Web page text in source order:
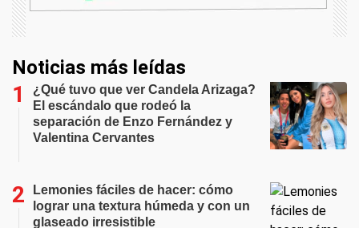
Noticias más leídas
¿Qué tuvo que ver Candela Arizaga?
El escándalo que rodeó la
separación de Enzo Fernández y
Valentina Cervantes
Lemonies fáciles de hacer: cómo
lograr una textura húmeda y con un
glaseado irresistible